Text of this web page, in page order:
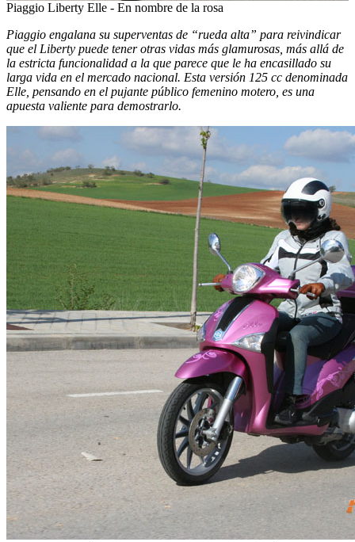
Piaggio Liberty Elle - En nombre de la rosa
Piaggio engalana su superventas de “rueda alta” para reivindicar
que el Liberty puede tener otras vidas más glamurosas, más allá de
la estricta funcionalidad a la que parece que le ha encasillado su
larga vida en el mercado nacional. Esta versión 125 cc denominada
Elle, pensando en el pujante público femenino motero, es una
apuesta valiente para demostrarlo.